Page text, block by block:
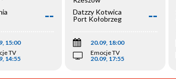
--
15:00
TV
14:55
Datzzy Kotwica
Port Kołobrzeg
--
20.09, 18:00
Emocje TV
20.09, 17:55